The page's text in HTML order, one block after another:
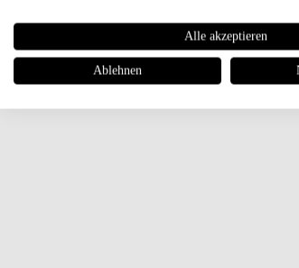
Alle akzeptieren
Ablehnen